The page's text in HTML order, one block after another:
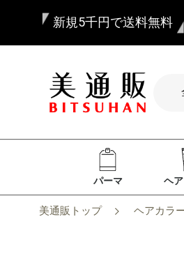
新規5千円で送料無料
パーマ ヘ
美通販トップ ヘアカラ